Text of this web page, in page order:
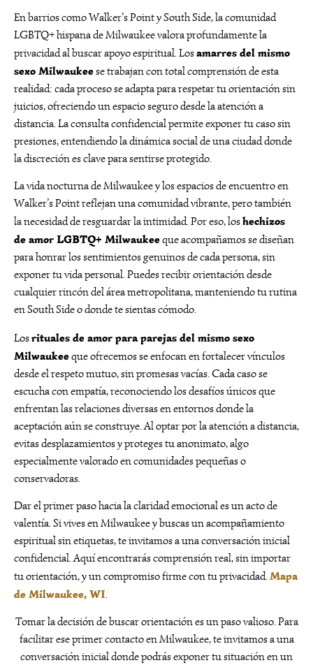
En barrios como Walker’s Point y South Side, la comunidad
LGBTQ+ hispana de Milwaukee valora profundamente la
privacidad al buscar apoyo espiritual. Losamarres del mismo
sexo Milwaukeese trabajan con total comprensión de esta
realidad: cada proceso se adapta para respetar tu orientación sin
juicios, ofreciendo un espacio seguro desde la atención a
distancia. La consulta confidencial permite exponer tu caso sin
presiones, entendiendo la dinámica social de una ciudad donde
la discreción es clave para sentirse protegido.
La vida nocturna de Milwaukee y los espacios de encuentro en
Walker’s Point reflejan una comunidad vibrante, pero también
la necesidad de resguardar la intimidad. Por eso, loshechizos
de amor LGBTQ+ Milwaukeeque acompañamos se diseñan
para honrar los sentimientos genuinos de cada persona, sin
exponer tu vida personal. Puedes recibir orientación desde
cualquier rincón del área metropolitana, manteniendo tu rutina
en South Side o donde te sientas cómodo.
Losrituales de amor para parejas del mismo sexo
Milwaukeeque ofrecemos se enfocan en fortalecer vínculos
desde el respeto mutuo, sin promesas vacías. Cada caso se
escucha con empatía, reconociendo los desafíos únicos que
enfrentan las relaciones diversas en entornos donde la
aceptación aún se construye. Al optar por la atención a distancia,
evitas desplazamientos y proteges tu anonimato, algo
especialmente valorado en comunidades pequeñas o
conservadoras.
Dar el primer paso hacia la claridad emocional es un acto de
valentía. Si vives en Milwaukee y buscas un acompañamiento
espiritual sin etiquetas, te invitamos a una conversación inicial
confidencial. Aquí encontrarás comprensión real, sin importar
tu orientación, y un compromiso firme con tu privacidad.Mapa
de Milwaukee, WI.
Tomar la decisión de buscar orientación es un paso valioso. Para
facilitar ese primer contacto en Milwaukee, te invitamos a una
conversación inicial donde podrás exponer tu situación en un